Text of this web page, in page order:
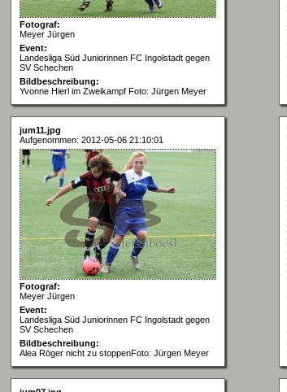
Fotograf:
Meyer Jürgen
Event:
Landesliga Süd Juniorinnen FC Ingolstadt gegen
SV Schechen
Bildbeschreibung:
Yvonne Hierl im Zweikampf Foto: Jürgen Meyer
jum11.jpg
Aufgenommen: 2012-05-06 21:10:01
Fotograf:
Meyer Jürgen
Event:
Landesliga Süd Juniorinnen FC Ingolstadt gegen
SV Schechen
Bildbeschreibung:
Alea Röger nicht zu stoppenFoto: Jürgen Meyer